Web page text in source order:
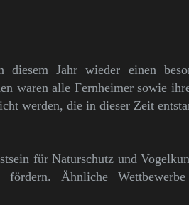
Jahr wieder einen
waren alle Fernheimer sowie
werden, die in dieser Zeit
für Naturschutz und
Ähnliche